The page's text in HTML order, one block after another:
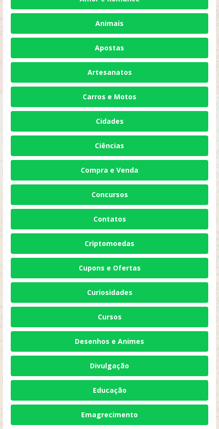
Animais
Apostas
Artesanatos
Carros e Motos
Cidades
Ciências
Compra e Venda
Concursos
Contatos
Criptomoedas
Cupons e Ofertas
Curiosidades
Cursos
Desenhos e Animes
Divulgação
Educação
Emagrecimento